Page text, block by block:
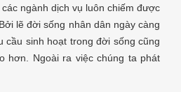
ngành dịch vụ luôn chiếm được
lẽ đời sống nhân dân ngày càng
cầu sinh hoạt trong đời sống cũng
hơn. Ngoài ra việc chúng ta phát